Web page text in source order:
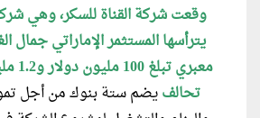
وقعت شركة القناة للسكر، وهي
يترأسها المستثمر الإماراتي جمال
تحالفيضم ستة بنوك من أجل